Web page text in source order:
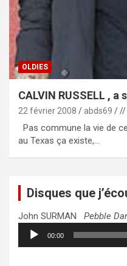
OLDIES
CALVIN RUSSELL ,
22 février 2008 abds69 //
Pas commune la vie de
au Texas ça existe,…
Disques que
John SURMAN Pebble
Lecteur
audio
00:00